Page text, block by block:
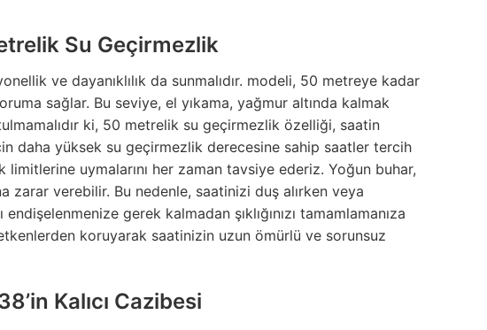
Su Geçirmezlik
ve dayanıklılık da sunmalıdır. modeli, 50 metreye kadar
sağlar. Bu seviye, el yıkama, yağmur altında kalmak
ki, 50 metrelik su geçirmezlik özelliği, saatin
daha yüksek su geçirmezlik derecesine sahip saatler tercih
uymalarını her zaman tavsiye ederiz. Yoğun buhar,
zarar verebilir. Bu nedenle, saatinizi duş alırken veya
gerek kalmadan şıklığınızı tamamlamanıza
koruyarak saatinizin uzun ömürlü ve sorunsuz
Kalıcı Cazibesi